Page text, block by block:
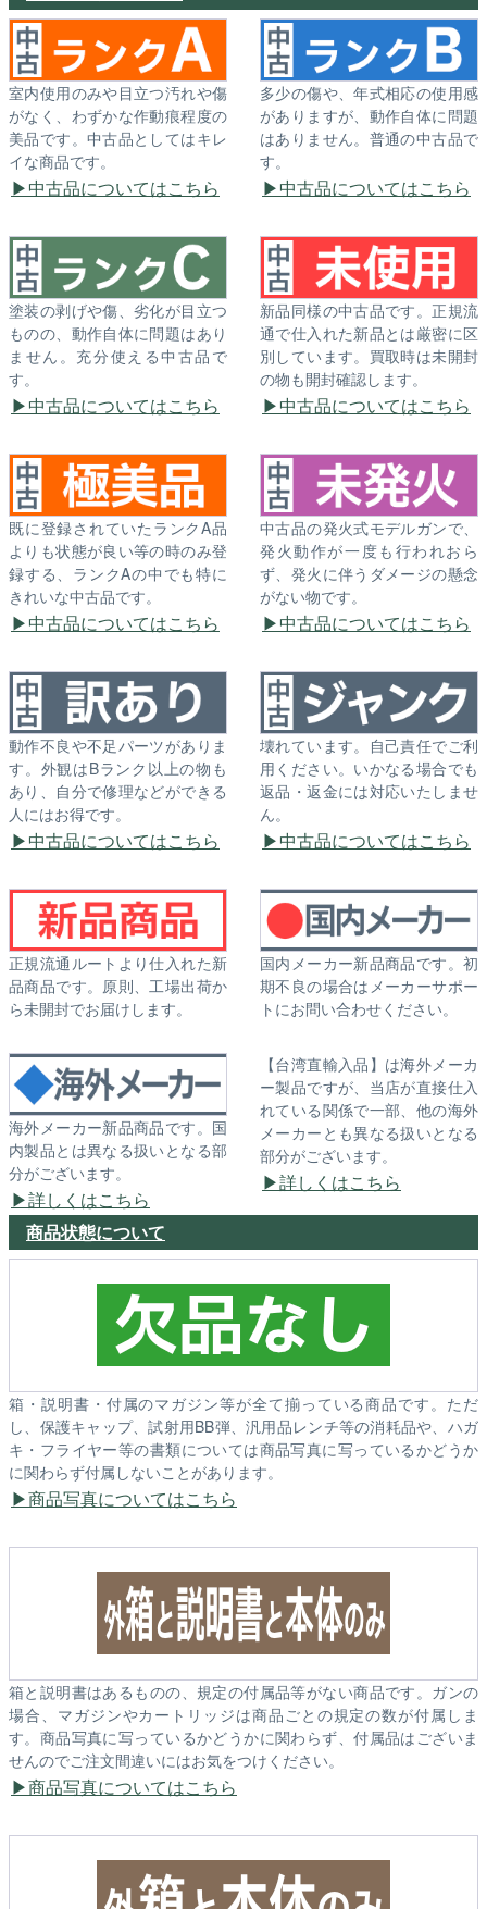
室内使用のみや目立つ汚れや傷
がなく、わずかな作動痕程度の
美品です。中古品としてはキレ
イな商品です。
中古品についてはこちら
多少の傷や、年式相応の使用感
がありますが、動作自体に問題
はありません。普通の中古品で
す。
中古品についてはこちら
塗装の剥げや傷、劣化が目立つ
ものの、動作自体に問題はあり
ません。充分使える中古品で
す。
中古品についてはこちら
新品同様の中古品です。正規流
通で仕入れた新品とは厳密に区
別しています。買取時は未開封
の物も開封確認します。
中古品についてはこちら
既に登録されていたランクA品
よりも状態が良い等の時のみ登
録する、ランクAの中でも特に
きれいな中古品です。
中古品についてはこちら
中古品の発火式モデルガンで、
発火動作が一度も行われおら
ず、発火に伴うダメージの懸念
がない物です。
中古品についてはこちら
動作不良や不足パーツがありま
す。外観はBランク以上の物も
あり、自分で修理などができる
人にはお得です。
中古品についてはこちら
壊れています。自己責任でご利
用ください。いかなる場合でも
返品・返金には対応いたしませ
ん。
中古品についてはこちら
正規流通ルートより仕入れた新
品商品です。原則、工場出荷か
ら未開封でお届けします。
国内メーカー新品商品です。初
期不良の場合はメーカーサポー
トにお問い合わせください。
海外メーカー新品商品です。国
内製品とは異なる扱いとなる部
分がございます。
詳しくはこちら
【台湾直輸入品】は海外メーカ
ー製品ですが、当店が直接仕入
れている関係で一部、他の海外
メーカーとも異なる扱いとなる
部分がございます。
詳しくはこちら
商品状態について
箱・説明書・付属のマガジン等が全て揃っている商品です。ただ
し、保護キャップ、試射用BB弾、汎用品レンチ等の消耗品や、ハガ
キ・フライヤー等の書類については商品写真に写っているかどうか
に関わらず付属しないことがあります。
商品写真についてはこちら
箱と説明書はあるものの、規定の付属品等がない商品です。ガンの
場合、マガジンやカートリッジは商品ごとの規定の数が付属しま
す。商品写真に写っているかどうかに関わらず、付属品はございま
せんのでご注文間違いにはお気をつけください。
商品写真についてはこちら